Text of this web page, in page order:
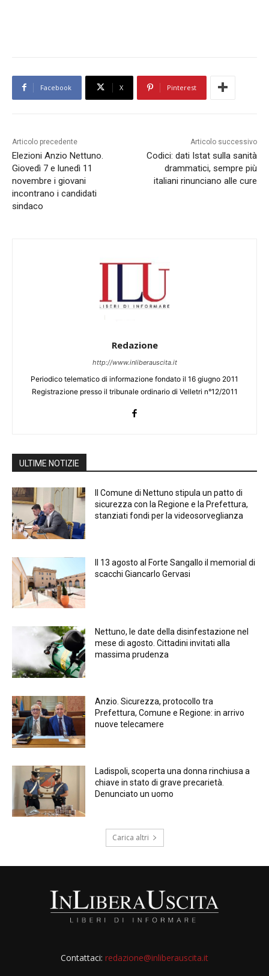
Facebook X Pinterest
Articolo precedente
Elezioni Anzio Nettuno.
Giovedì 7 e lunedì 11
novembre i giovani
incontrano i candidati
sindaco
Articolo successivo
Codici: dati Istat sulla sanità
drammatici, sempre più
italiani rinunciano alle cure
Redazione
http://www.inliberauscita.it
Periodico telematico di informazione fondato il 16 giugno 2011
Registrazione presso il tribunale ordinario di Velletri n°12/2011
ULTIME NOTIZIE
Il Comune di Nettuno stipula un patto di
sicurezza con la Regione e la Prefettura,
stanziati fondi per la videosorveglianza
Il 13 agosto al Forte Sangallo il memorial di
scacchi Giancarlo Gervasi
Nettuno, le date della disinfestazione nel
mese di agosto. Cittadini invitati alla
massima prudenza
Anzio. Sicurezza, protocollo tra
Prefettura, Comune e Regione: in arrivo
nuove telecamere
Ladispoli, scoperta una donna rinchiusa a
chiave in stato di grave precarietà.
Denunciato un uomo
Carica altri
Contattaci: redazione@inliberauscita.it